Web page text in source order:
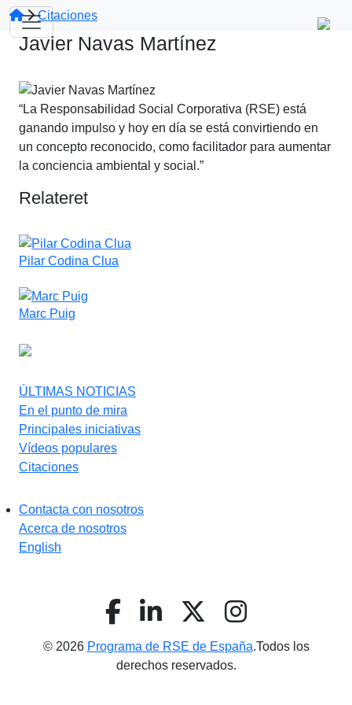
Citaciones
Javier Navas Martínez
“La Responsabilidad Social Corporativa (RSE) está
ganando impulso y hoy en día se está convirtiendo en
un concepto reconocido, como facilitador para aumentar
la conciencia ambiental y social.”
Relateret
Pilar Codina Clua
Marc Puig
ÚLTIMAS NOTICIAS
En el punto de mira
Principales iniciativas
Vídeos populares
Citaciones
Contacta con nosotros
Acerca de nosotros
English
© 2026 Programa de RSE de España.Todos los
derechos reservados.